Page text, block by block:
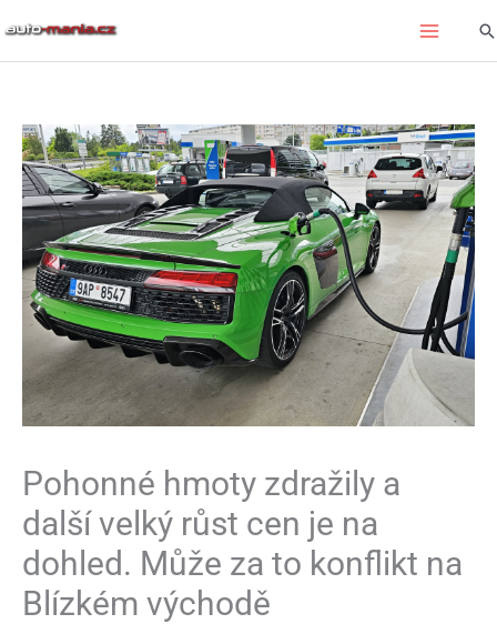
Pohonné hmoty zdražily a
další velký růst cen je na
dohled. Může za to konflikt na
Blízkém východě